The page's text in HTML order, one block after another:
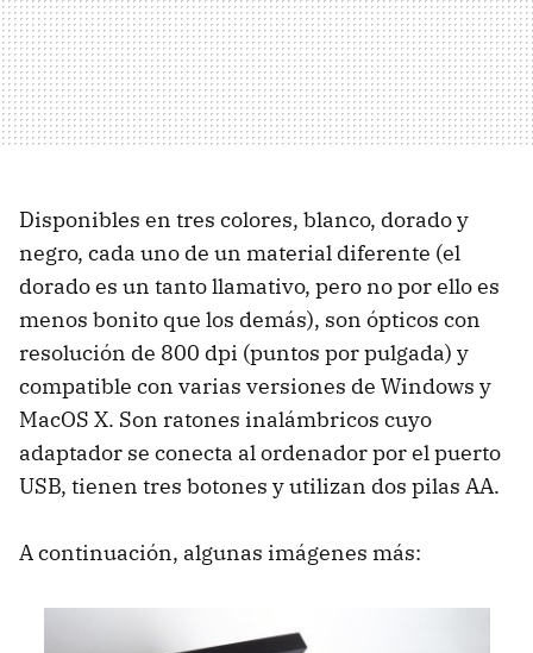
Disponibles en tres colores, blanco, dorado y
negro, cada uno de un material diferente (el
dorado es un tanto llamativo, pero no por ello es
menos bonito que los demás), son ópticos con
resolución de 800 dpi (puntos por pulgada) y
compatible con varias versiones de Windows y
MacOS X. Son ratones inalámbricos cuyo
adaptador se conecta al ordenador por el puerto
USB, tienen tres botones y utilizan dos pilas AA.
A continuación, algunas imágenes más: